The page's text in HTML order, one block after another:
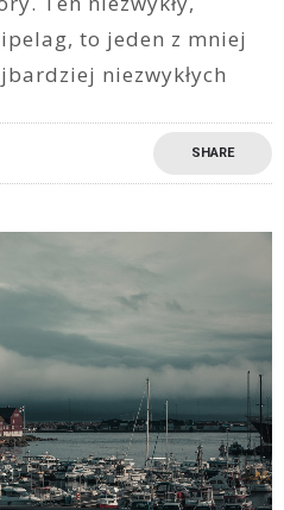
to jeden z mniej
niezwykłych
SHARE